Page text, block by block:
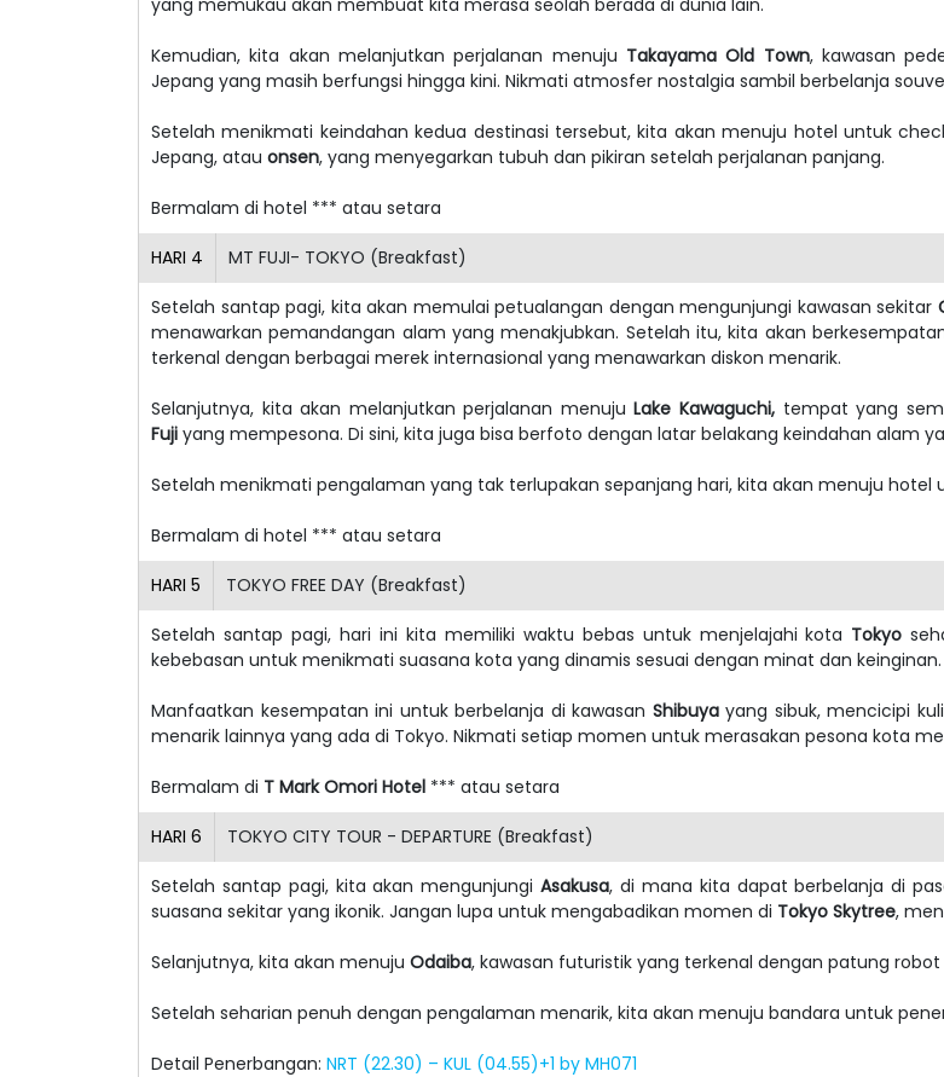
Kemudian, kita akan melanjutkan perjalanan menuju Takayama Old Town, kawasan
Jepang yang masih berfungsi hingga kini. Nikmati atmosfer nostalgia sambil berbelanja
Setelah menikmati keindahan kedua destinasi tersebut, kita akan menuju hotel untuk
Jepang, atau onsen, yang menyegarkan tubuh dan pikiran setelah perjalanan panjang.
Bermalam di hotel *** atau setara
HARI 4 MT FUJI- TOKYO (Breakfast)
Setelah santap pagi, kita akan memulai petualangan dengan mengunjungi kawasan sekitar
menawarkan pemandangan alam yang menakjubkan. Setelah itu, kita akan
terkenal dengan berbagai merek internasional yang menawarkan diskon menarik.
Selanjutnya, kita akan melanjutkan perjalanan menujuLake Kawaguchi,tempat yang
Fuji yang mempesona. Di sini, kita juga bisa berfoto dengan latar belakang keindahan alam
Setelah menikmati pengalaman yang tak terlupakan sepanjang hari, kita akan menuju hotel
Bermalam di hotel *** atau setara
HARI 5 TOKYO FREE DAY (Breakfast)
Setelah santap pagi, hari ini kita memiliki waktu bebas untuk menjelajahi kota Tokyo
kebebasan untuk menikmati suasana kota yang dinamis sesuai dengan minat dan keinginan.
Manfaatkan kesempatan ini untuk berbelanja di kawasan Shibuyayang sibuk, mencicipi
menarik lainnya yang ada di Tokyo. Nikmati setiap momen untuk merasakan pesona kota
Bermalam di T Mark Omori Hotel *** atau setara
HARI 6 TOKYO CITY TOUR - DEPARTURE (Breakfast)
Setelah santap pagi, kita akan mengunjungi Asakusa, di mana kita dapat berbelanja di
suasana sekitar yang ikonik. Jangan lupa untuk mengabadikan momen di Tokyo Skytree,
Selanjutnya, kita akan menuju Odaiba, kawasan futuristik yang terkenal dengan patung robot
Setelah seharian penuh dengan pengalaman menarik, kita akan menuju bandara untuk
Detail Penerbangan: NRT (22.30) – KUL (04.55)+1 by MH071